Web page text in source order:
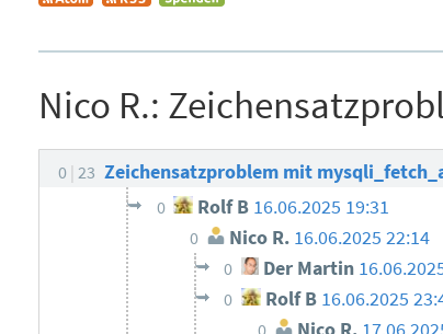
Nico R.:
0 23 Zeichensatzproblem mit
0 Rolf B 16.06.2025 19:31
0 Nico R. 16.06.2025 22:14
0 Der Martin
0 Rolf B 16.06.2025